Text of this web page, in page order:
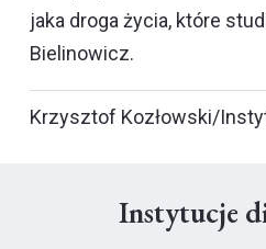
jaka droga życia, które
Bielinowicz.
Krzysztof Kozłowski/
Instytucje